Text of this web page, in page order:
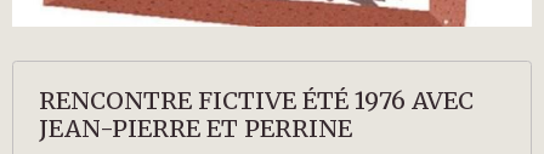
RENCONTRE FICTIVE ÉTÉ 1976 AVEC
JEAN-PIERRE ET PERRINE